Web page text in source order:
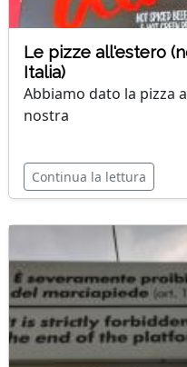
Le pizze all'estero
Italia)
Abbiamo dato la pizza
nostra
Continua la lettura